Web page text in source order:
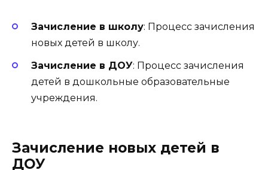
Зачисление в школу: Процесс зачисления
новых детей в школу.
Зачисление в ДОУ: Процесс зачисления
детей в дошкольные образовательные
учреждения.
Зачисление новых детей в
ДОУ